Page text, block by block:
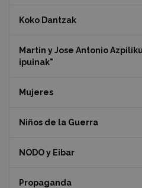
Koko Dantzak
Martin y Jose Antonio
ipuinak"
Mujeres
Niños de la Guerra
NODO y Eibar
Propaganda